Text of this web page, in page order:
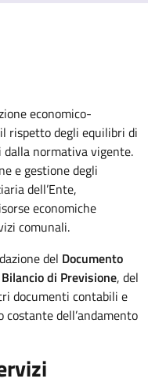
economico-
rispetto degli equilibri di
normativa vigente.
e gestione degli
dell’Ente,
economiche
comunali.
del Documento
Bilancio di Previsione, del
documenti contabili e
dell’andamento